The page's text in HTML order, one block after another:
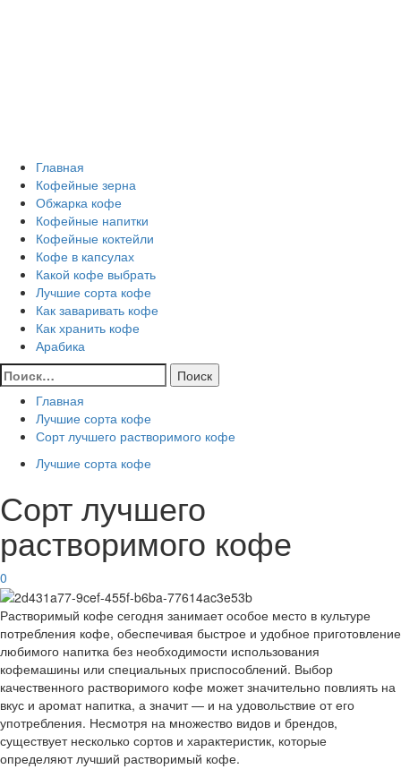
Главная
Кофейные зерна
Обжарка кофе
Кофейные напитки
Кофейные коктейли
Кофе в капсулах
Какой кофе выбрать
Лучшие сорта кофе
Как заваривать кофе
Как хранить кофе
Арабика
Найти:
Главная
Лучшие сорта кофе
Сорт лучшего растворимого кофе
Лучшие сорта кофе
Сорт лучшего
растворимого кофе
0
Растворимый кофе сегодня занимает особое место в культуре
потребления кофе, обеспечивая быстрое и удобное приготовление
любимого напитка без необходимости использования
кофемашины или специальных приспособлений. Выбор
качественного растворимого кофе может значительно повлиять на
вкус и аромат напитка, а значит — и на удовольствие от его
употребления. Несмотря на множество видов и брендов,
существует несколько сортов и характеристик, которые
определяют лучший растворимый кофе.